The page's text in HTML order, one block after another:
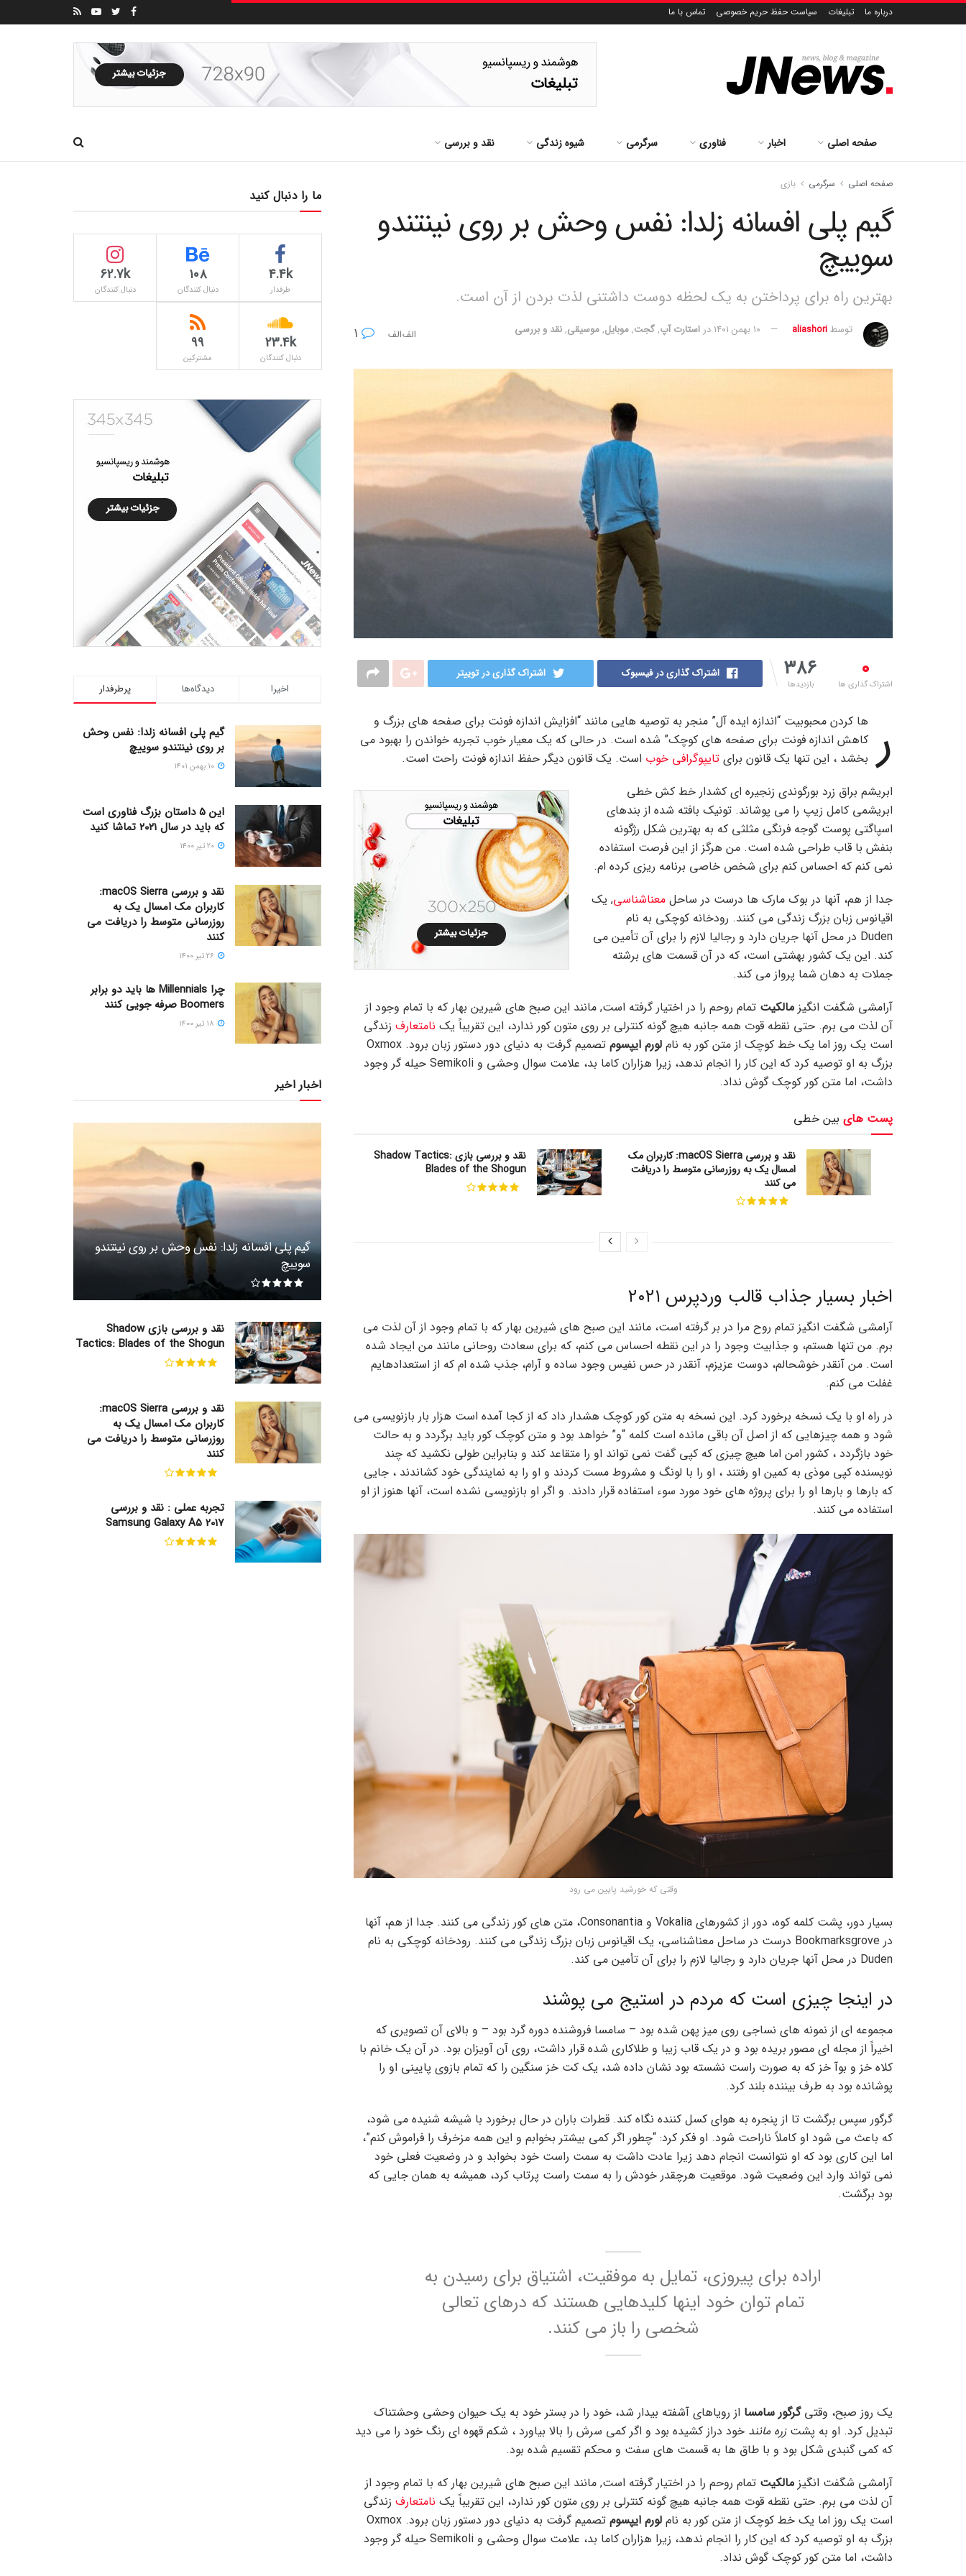
درباره ما تبلیغات سیاست حفظ حریم خصوصی تماس با ما
صفحه اصلی اخبار فناوری سرگرمی شیوه زندگی نقد و بررسی
صفحه اصلی سرگرمی بازی
گیم پلی افسانه زلدا: نفس وحش بر روی نینتندو
سوییچ
بهترین راه برای پرداختن به یک لحظه دوست داشتنی لذت بردن از آن است.
توسطaliashori ۱۰ بهمن ۱۴۰۱ در استارت آپ,گجت,موبایل,موسیقی,نقد و بررسی
۰
اشتراک گذاری ها
۳۸۶
بازدیدها
اشتراک گذاری در فیسبوک اشتراک گذاری در توییتر
ر
ها کردن محبوبیت “اندازه ایده آل” منجر به توصیه هایی مانند “افزایش اندازه فونت برای صفحه های بزرگ و
کاهش اندازه فونت برای صفحه های کوچک” شده است. در حالی که یک معیار خوب تجربه خواندن را بهبود می
بخشد ، این تنها یک قانون برای تایپوگرافی خوب است. یک قانون دیگر حفظ اندازه فونت راحت است.
ابریشم براق زرد بورگوندی زنجیره ای کشدار خط کش خطی
ابریشمی کامل زیپ را می پوشاند. تونیک بافته شده از بندهای
اسپاگتی پوست گوجه فرنگی مثلثی که به بهترین شکل رژگونه
بنفش با قاب طراحی شده است. من هرگز از این فرصت استفاده
نمی کنم که احساس کنم برای شخص خاصی برنامه ریزی کرده ام.
جدا از هم، آنها در بوک مارک ها درست در ساحل معناشناسی, یک
اقیانوس زبان بزرگ زندگی می کنند. رودخانه کوچکی به نام
Duden در محل آنها جریان دارد و رجالیا لازم را برای آن تأمین می
کند. این یک کشور بهشتی است، که در آن قسمت های برشته
جملات به دهان شما پرواز می کند.
آرامشی شگفت انگیز مالکیت تمام روحم را در اختیار گرفته است, مانند این صبح های شیرین بهار که با تمام وجود از
آن لذت می برم. حتی نقطه قوت همه جانبه هیچ گونه کنترلی بر روی متون کور ندارد، این تقریباً یک نامتعارف زندگی
است یک روز اما یک خط کوچک از متن کور به نام لورم ایپسوم
تصمیم گرفت به دنیای دور دستور زبان برود. Oxmox
بزرگ به او توصیه کرد که این کار را انجام ندهد، زیرا هزاران کاما بد، علامت سوال وحشی و Semikoli حیله گر وجود
داشت، اما متن کور کوچک گوش نداد.
بین خطی پست های
نقد و بررسی بازی Shadow Tactics:
Blades of the Shogun
نقد و بررسی macOS Sierra: کاربران مک
امسال یک به روزرسانی متوسط را دریافت
می کنند
اخبار بسیار جذاب قالب وردپرس ۲۰۲۱
آرامشی شگفت انگیز تمام روح مرا در بر گرفته است، مانند این صبح های شیرین بهار که با تمام وجود از آن لذت می
برم. من تنها هستم، و جذابیت وجود را در این نقطه احساس می کنم، که برای سعادت روحانی مانند من ایجاد شده
است. من آنقدر خوشحالم، دوست عزیزم، آنقدر در حس نفیس وجود ساده و آرام، جذب شده ام که از استعدادهایم
غفلت می کنم.
در راه او با یک نسخه برخورد کرد. این نسخه به متن کور کوچک هشدار داد که از کجا آمده است هزار بار بازنویسی می
شود و همه چیزهایی که از اصل آن باقی مانده است کلمه “و” خواهد بود و متن کوچک کور باید برگردد و به حالت
خود بازگردد ، کشور امن اما هیچ چیزی که کپی گفت نمی تواند او را متقاعد کند و بنابراین طولی نکشید که چند
نویسنده کپی موذی به کمین او رفتند ، او را با لونگ و مشروط مست کردند و او را به نمایندگی خود کشاندند ، جایی
که بارها و بارها او را برای پروژه های خود مورد سوء استفاده قرار دادند. و اگر او بازنویسی نشده است، آنها هنوز از او
استفاده می کنند.
وقتی که خورشید پایین می رود
بسیار دور، پشت کلمه کوه، دور از کشورهای Vokalia و Consonantia، متن های کور زندگی می کنند. جدا از هم، آنها
در Bookmarksgrove درست در ساحل معناشناسی، یک اقیانوس زبان بزرگ زندگی می کنند. رودخانه کوچکی به نام
Duden در محل آنها جریان دارد و رجالیا لازم را برای آن تأمین می کند.
در اینجا چیزی است که مردم در استیج می پوشند
مجموعه ای از نمونه های نساجی روی میز پهن شده بود – سامسا فروشنده دوره گرد بود – و بالای آن تصویری که
اخیراً از مجله ای مصور بریده بود و در یک قاب زیبا و طلاکاری شده قرار داشت، روی آن آویزان بود. در آن یک خانم با
کلاه خز و بوآ خز که به صورت راست نشسته بود نشان داده شد، یک کت خز سنگین را که تمام بازوی پایینی او را
پوشانده بود به طرف بیننده بلند کرد.
گرگور سپس برگشت تا از پنجره به هوای کسل کننده نگاه کند. قطرات باران در حال برخورد با شیشه شنیده می شود،
که باعث می شود او کاملاً ناراحت شود. او فکر کرد: “چطور اگر کمی بیشتر بخوابم و این همه مزخرف را فراموش کنم”،
اما این کاری بود که او نتوانست انجام دهد زیرا عادت داشت به سمت راست خود بخوابد و در وضعیت فعلی خود
نمی تواند وارد این وضعیت شود. موقعیت هرچقدر خودش را به سمت راست پرتاب کرد، همیشه به همان جایی که
بود برگشت.
اراده برای پیروزی، تمایل به موفقیت، اشتیاق برای رسیدن به
تمام توان خود اینها کلیدهایی هستند که درهای تعالی
شخصی را باز می کنند.
یک روز صبح، وقتیگرگور سامسا از رویاهای آشفته بیدار شد، خود را در بستر خود به یک حیوان وحشی وحشتناک
تبدیل کرد. او به پشتزره مانند خود دراز کشیده بود و اگر کمی سرش را بالا بیاورد ، شکم قهوه ای رنگ خود را می دید
که کمی گنبدی شکل بود و با طاق ها به قسمت های سفت و محکم تقسیم شده بود.
آرامشی شگفت انگیز مالکیت تمام روحم را در اختیار گرفته است, مانند این صبح های شیرین بهار که با تمام وجود از
آن لذت می برم. حتی نقطه قوت همه جانبه هیچ گونه کنترلی بر روی متون کور ندارد، این تقریباً یک نامتعارف زندگی
است یک روز اما یک خط کوچک از متن کور به نام لورم ایپسوم
تصمیم گرفت به دنیای دور دستور زبان برود. Oxmox
بزرگ به او توصیه کرد که این کار را انجام ندهد، زیرا هزاران کاما بد، علامت سوال وحشی و Semikoli حیله گر وجود
داشت، اما متن کور کوچک گوش نداد.
ما را دنبال کنید
4.4k
طرفدار
۱۰۸
دنبال کنندگان
62.7k
دنبال کنندگان
23.4k
دنبال کنندگان
۹۹
مشترکین
پرطرفدار دیدگاه‌ها اخیرا
گیم پلی افسانه زلدا: نفس وحش
بر روی نینتندو سوییچ
این ۵ داستان بزرگ فناوری است
که باید در سال ۲۰۲۱ تماشا کنید
نقد و بررسی macOS Sierra:
کاربران مک امسال یک به
روزرسانی متوسط را دریافت می
کنند
چرا Millennials ها باید دو برابر
Boomers صرفه جویی کنند
اخبار اخیر
گیم پلی افسانه زلدا: نفس وحش بر روی نینتندو
سوییچ
نقد و بررسی بازی Shadow
Tactics: Blades of the Shogun
نقد و بررسی macOS Sierra:
کاربران مک امسال یک به
روزرسانی متوسط را دریافت می
کنند
تجربه عملی : نقد و بررسی
Samsung Galaxy A5 2017